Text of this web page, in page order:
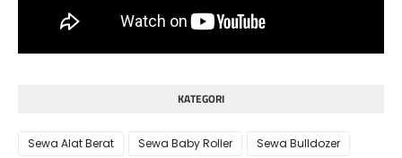
KATEGORI
Sewa Alat Berat Sewa Baby Roller
Sewa Bulldozer